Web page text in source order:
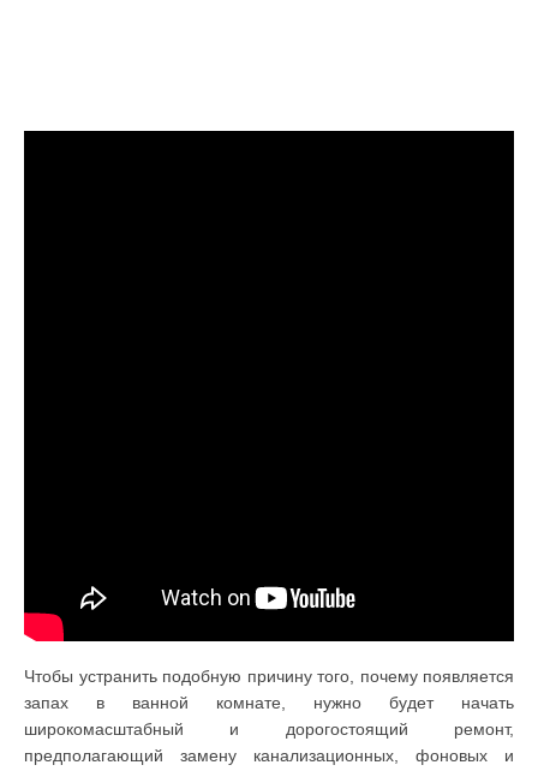
Чтобы устранить подобную причину того, почему появляется
запах в ванной комнате, нужно будет начать
широкомасштабный и дорогостоящий ремонт,
предполагающий замену канализационных, фоновых и